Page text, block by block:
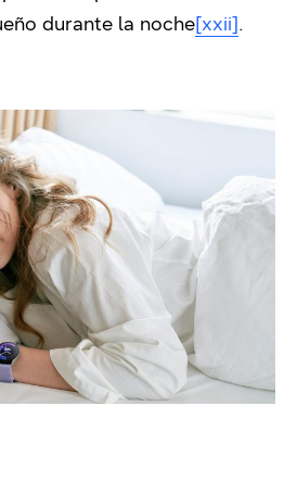
durante la noche[xxii].